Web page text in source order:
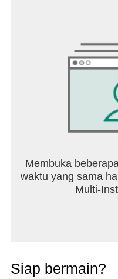
Membuka
waktu yang sama
Multi-
Siap bermain?